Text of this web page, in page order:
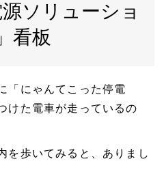
源ソリューショ
看板
「にゃんてこった停電
けた電車が走っているの
を歩いてみると、ありまし